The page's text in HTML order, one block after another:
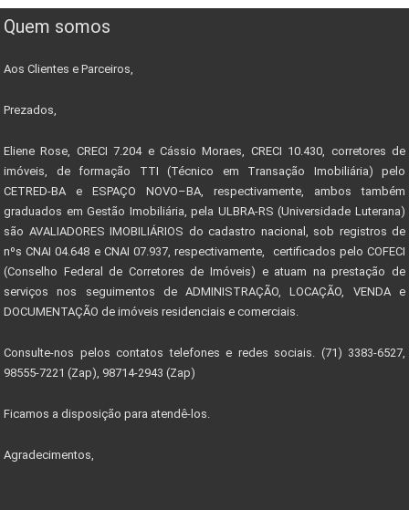
Quem somos
Aos Clientes e Parceiros,
Prezados,
Eliene Rose, CRECI 7.204 e Cássio Moraes, CRECI 10.430, corretores de
imóveis, de formação TTI (Técnico em Transação Imobiliária) pelo
CETRED-BA e ESPAÇO NOVO–BA, respectivamente, ambos também
graduados em Gestão Imobiliária, pela ULBRA-RS (Universidade Luterana)
são AVALIADORES IMOBILIÁRIOS do cadastro nacional, sob registros de
nºs CNAI 04.648 e CNAI 07.937, respectivamente, certificados pelo COFECI
(Conselho Federal de Corretores de Imóveis) e atuam na prestação de
serviços nos seguimentos de ADMINISTRAÇÃO, LOCAÇÃO, VENDA e
DOCUMENTAÇÃO de imóveis residenciais e comerciais.
Consulte-nos pelos contatos telefones e redes sociais. (71) 3383-6527,
98555-7221 (Zap), 98714-2943 (Zap)
Ficamos a disposição para atendê-los.
Agradecimentos,